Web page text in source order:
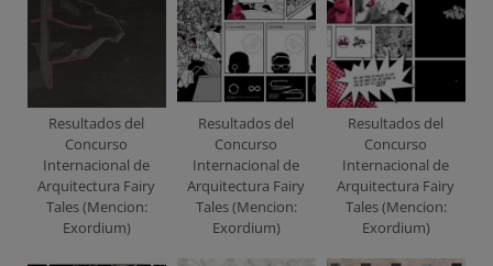
Resultados del
Concurso
Internacional de
Arquitectura Fairy
Tales (Mencion:
Exordium)
Resultados del
Concurso
Internacional de
Arquitectura Fairy
Tales (Mencion:
Exordium)
Resultados del
Concurso
Internacional de
Arquitectura Fairy
Tales (Mencion:
Exordium)